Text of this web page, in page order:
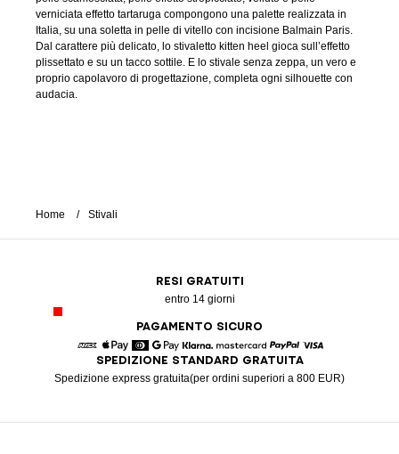
verniciata effetto tartaruga compongono una palette realizzata in
Italia, su una soletta in pelle di vitello con incisione Balmain Paris.
Dal carattere più delicato, lo stivaletto kitten heel gioca sull’effetto
plissettato e su un tacco sottile. E lo stivale senza zeppa, un vero e
proprio capolavoro di progettazione, completa ogni silhouette con
audacia.
Home Stivali
RESI GRATUITI
entro 14 giorni
PAGAMENTO SICURO
American Express
Apple Pay
DinersGoogle Pay
Klarna MastercardPaypal
SPEDIZIONE STANDARD GRATUITA
Spedizione express gratuita(per ordini superiori a 800 EUR)